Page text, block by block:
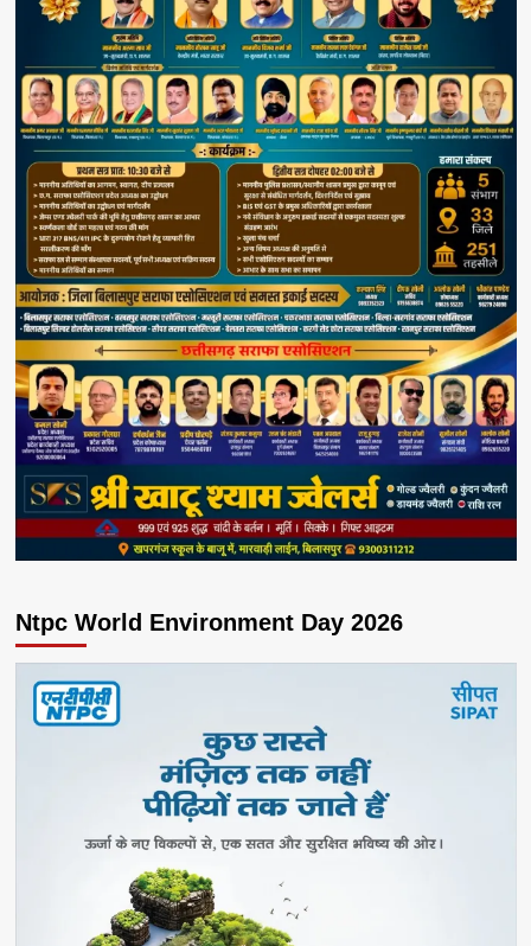
Ntpc World Environment Day 2026